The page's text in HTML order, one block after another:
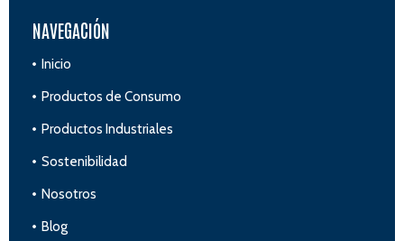
NAVEGACIÓN
Inicio
Productos de Consumo
Productos Industriales
Sostenibilidad
Nosotros
Blog